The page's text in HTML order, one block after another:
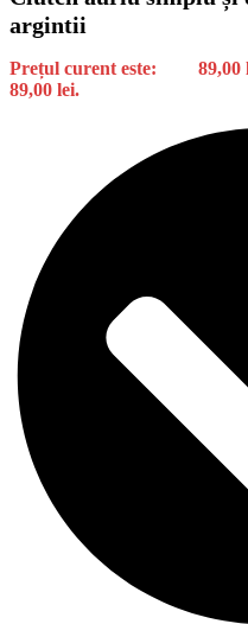
argintii
89,00
Prețul curent este:
89,00 lei.